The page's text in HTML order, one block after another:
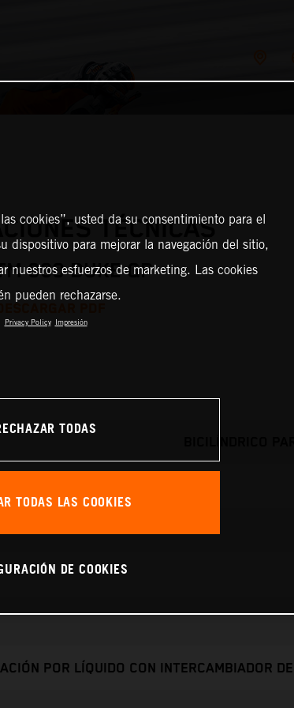
TÉCNICAS
890 DUKE GP
BICILÍNDRICO
POR LÍQUIDO CON INTERCAMBIADOR
cookies”, usted da su consentimiento para el
dispositivo para mejorar la navegación del sitio,
nuestros esfuerzos de marketing. Las cookies
pueden rechazarse.
Privacy Policy Impresión
TODAS
TODAS LAS COOKIES
DE COOKIES